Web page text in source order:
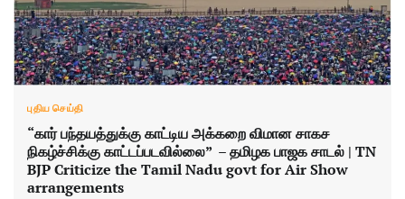
புதிய செய்தி
“கார் பந்தயத்துக்கு காட்டிய அக்கறை விமான சாகச
நிகழ்ச்சிக்கு காட்டப்படவில்லை” – தமிழக பாஜக சாடல் | TN
BJP Criticize the Tamil Nadu govt for Air Show
arrangements